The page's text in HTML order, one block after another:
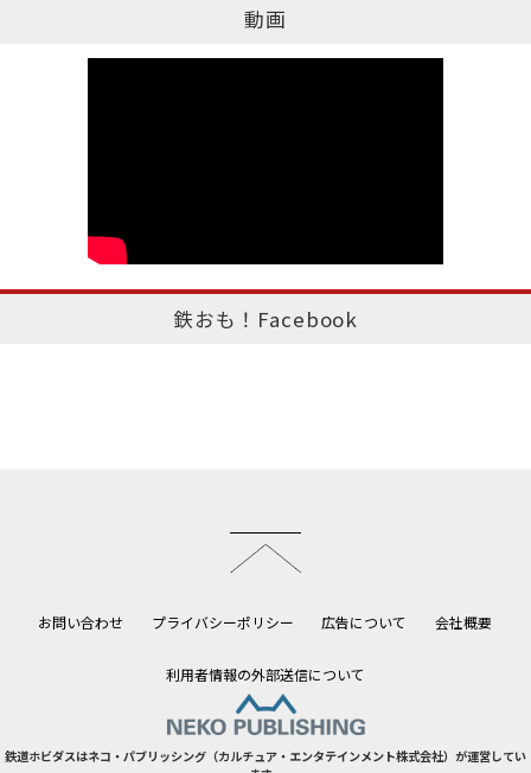
動画
鉄おも！Facebook
お問い合わせ プライバシーポリシー 広告について 会社概要
利用者情報の外部送信について
鉄道ホビダスはネコ・パブリッシング（カルチュア・エンタテインメント株式会社）が運営してい